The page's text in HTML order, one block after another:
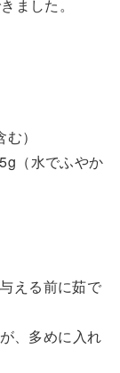
ました。
）
（水でふやか
える前に茹で
、多めに入れ